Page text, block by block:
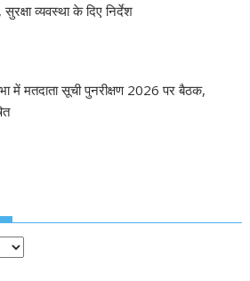
सुरक्षा व्यवस्था के दिए निर्देश
में मतदाता सूची पुनरीक्षण 2026 पर बैठक,